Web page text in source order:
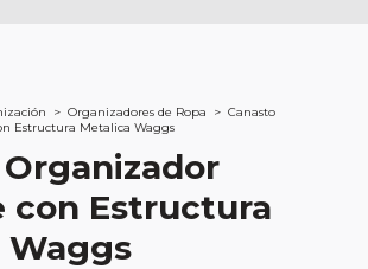
> Organizadores de Ropa > Canasto
Estructura Metalica Waggs
con Estructura
Waggs